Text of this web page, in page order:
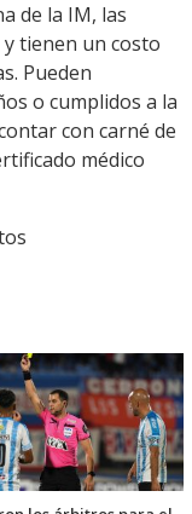
de la IM, las
tienen un costo
Pueden
o cumplidos a la
con carné de
médico